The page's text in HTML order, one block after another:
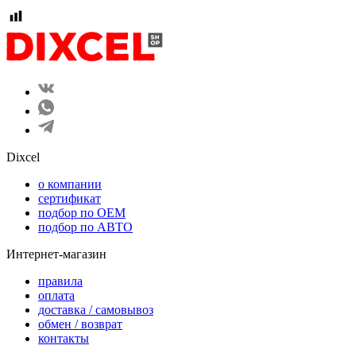
Dixcel
o компании
сертификат
подбор по OEM
подбор по АВТО
Интернет-магазин
правила
оплата
доставка / самовывоз
обмен / возврат
контакты